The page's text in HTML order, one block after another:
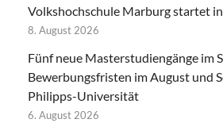
Volkshochschule Marburg startet in
8. August 2026
Fünf neue Masterstudiengänge im
Bewerbungsfristen im August und
Philipps-Universität
6. August 2026